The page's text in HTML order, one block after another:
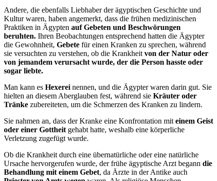
Andere, die ebenfalls Liebhaber der ägyptischen Geschichte und
Kultur waren, haben angemerkt, dass die frühen medizinischen
Praktiken in Ägypten auf Gebeten und Beschwörungen
beruhten. Ihren Beobachtungen entsprechend hatten die Ägypter
die Gewohnheit, Gebete für einen Kranken zu sprechen, während
sie versuchten zu verstehen, ob die Krankheit von der Natur oder
von jemandem verursacht wurde, der die Person hasste oder
sogar liebte.
Man kann es Hexerei nennen, und die Ägypter waren darin gut. Sie
hielten an diesem Aberglauben fest, während sie Kräuter oder
Tränke zubereiteten, um die Schmerzen des Kranken zu lindern.
Sie nahmen an, dass der Kranke eine Konfrontation mit einem Geist
oder einer Gottheit gehabt hatte, weshalb eine körperliche
Verletzung zugefügt wurde.
Ob die Krankheit durch eine übernatürliche oder eine natürliche
Ursache hervorgerufen wurde, der frühe ägyptische Arzt begann die
Behandlung mit einem Gebet, da Ärzte in der Antike auch